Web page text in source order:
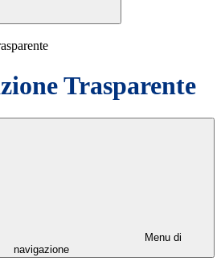
Trasparente
Menu di
navigazione